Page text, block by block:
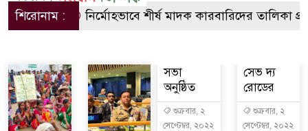
শিরোনাম : নির্মোহভাবে শীর্ষ মাদক কারবারিদের তালিকা প্রস্তুত
সভা
অনুষ্ঠিত
সেপ্টেম্বর, ২০২২
সেভ দ্য
রোডের
সেপ্টেম্বর, ২০২২